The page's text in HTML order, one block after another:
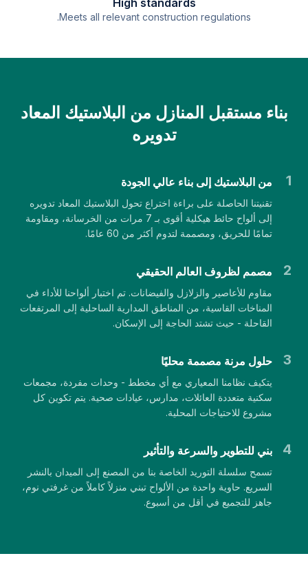
High standards
Meets all relevant construction regulations.
بناء مستقبل المنازل من البلاستيك المعاد
تدويره
1 من البلاستيك إلى بناء عالي الجودة
تقنيتنا الحاصلة على براءة اختراع تحول البلاستيك المعاد تدويره
إلى ألواح حائط هيكلية أقوى بـ 7 مرات من الخرسانة، ومقاومة
تمامًا للحريق، ومصممة لتدوم أكثر من 60 عامًا.
2 مصمم لظروف العالم الحقيقي
مقاوم للأعاصير والزلازل والفيضانات. تم اختبار ألواحنا للأداء في
المناخات القاسية، من المناطق المدارية الساحلية إلى المرتفعات
القاحلة - حيث تشتد الحاجة إلى الإسكان.
3 حلول مرنة مصممة محليًا
يتكيف نظامنا المعياري مع أي مخطط - وحدات مفردة، مجمعات
سكنية متعددة العائلات، مدارس، عيادات صحية. يتم تكوين كل
مشروع للاحتياجات المحلية.
4 بني للتطوير والسرعة والتأثير
تسمح سلسلة التوريد الخاصة بنا من المصنع إلى الميدان بالنشر
السريع. حاوية واحدة من الألواح تبني منزلاً كاملاً من غرفتي نوم،
جاهز للتجميع في أقل من أسبوع.